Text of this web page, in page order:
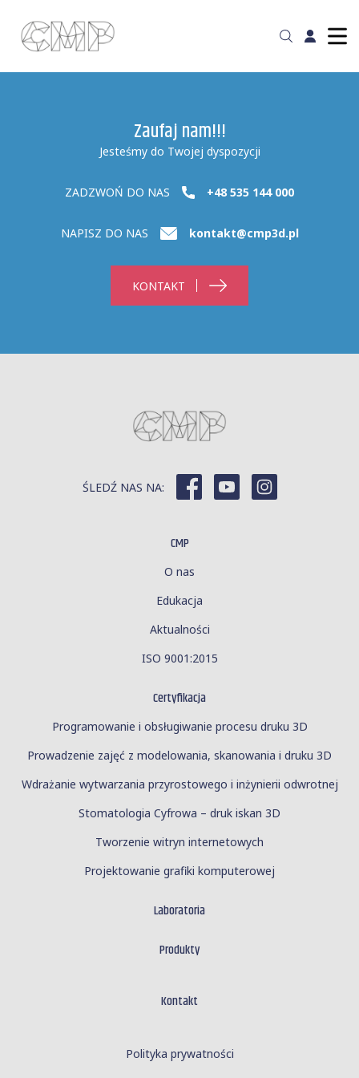
Zaufaj nam!!!
Jesteśmy do Twojej dyspozycji
ZADZWOŃ DO NAS +48 535 144 000
NAPISZ DO NAS kontakt@cmp3d.pl
KONTAKT
ŚLEDŹ NAS NA:
CMP
O nas
Edukacja
Aktualności
ISO 9001:2015
Certyfikacja
Programowanie i obsługiwanie procesu druku 3D
Prowadzenie zajęć z modelowania, skanowania i druku 3D
Wdrażanie wytwarzania przyrostowego i inżynierii odwrotnej
Stomatologia Cyfrowa – druk iskan 3D
Tworzenie witryn internetowych
Projektowanie grafiki komputerowej
Laboratoria
Produkty
Kontakt
Polityka prywatności